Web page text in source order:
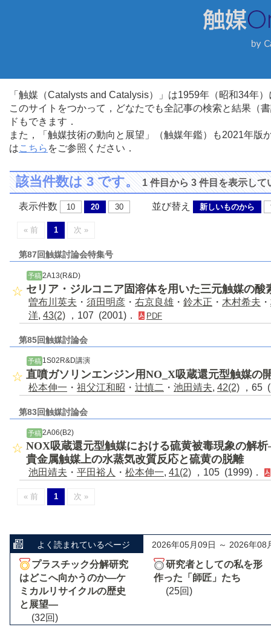
「触媒（Catalysts and Catalysis）」は1959年（昭和34年
このサイトをつかって，どなたでも全記事の検索と結果（
ドもできます．
また，「触媒技術の動向と展望」（触媒年鑑）も2021年
はこちら をご参照ください．
該当件数は 3 です。1 件目から 3 件目を表示して
表示件数 10 20 30 並び替え 新しいものから
« 前 1 次 »
第87回触媒討論会特集号
予稿 2A13(R&D)
セリア・ジルコニア固溶体を用いた三元触媒の酸
曽布川英夫 ・ 須田明彦 ・ 右京良雄 ・ 鈴木正 ・ 木村希夫 ・
洋, 43(2) ，107 (2001)． PDF
第85回触媒討論会
予稿 1S02R&D講演
直噴ガソリンエンジン用NO_X吸蔵還元型触媒の
松本伸一 ・ 祖父江和昭 ・ 辻慎二 ・ 池田靖夫, 42(2) ，65
第83回触媒討論会
予稿 2A06(B2)
NOX吸蔵還元型触媒における硫黄被毒現象の解
貴金属触媒上の水蒸気改質反応と硫黄の脱離
池田靖夫 ・ 平田裕人 ・ 松本伸一, 41(2) ，105 (1999)．
« 前 1 次 »
よく読まれているページ 2026年05月09日 ～ 2026年08
プラスチック分解研究
はどこへ向かうのか―ケ
ミカルリサイクルの歴史
と展望―
(32回)
研究者としての私を形
作った「師匠」たち
(25回)